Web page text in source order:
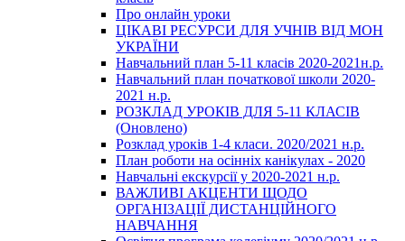
Про онлайн уроки
ЦІКАВІ РЕСУРСИ ДЛЯ УЧНІВ ВІД МОН
УКРАЇНИ
Навчальний план 5-11 класів 2020-2021н.р.
Навчальний план початкової школи 2020-
2021 н.р.
РОЗКЛАД УРОКІВ ДЛЯ 5-11 КЛАСІВ
(Оновлено)
Розклад уроків 1-4 класи. 2020/2021 н.р.
План роботи на осінніх канікулах - 2020
Навчальні екскурсії у 2020-2021 н.р.
ВАЖЛИВІ АКЦЕНТИ ЩОДО
ОРГАНІЗАЦІЇ ДИСТАНЦІЙНОГО
НАВЧАННЯ